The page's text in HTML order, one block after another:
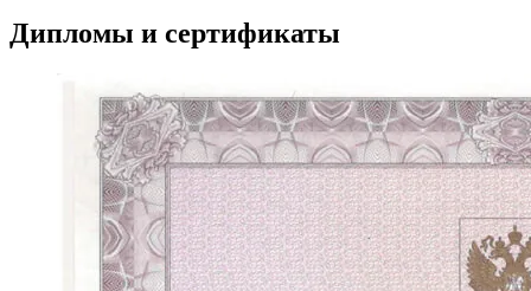
Дипломы и сертификаты